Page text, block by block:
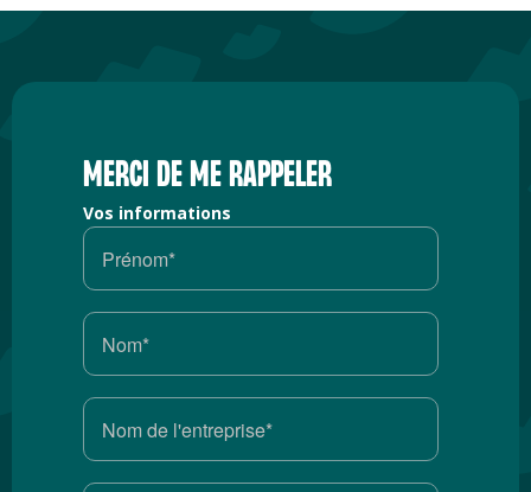
MERCI DE ME RAPPELER
Vos informations